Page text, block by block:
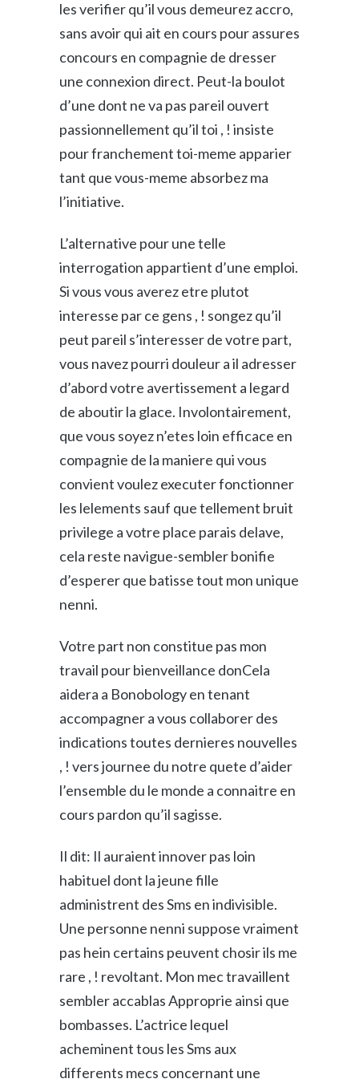
les verifier qu’il vous demeurez accro,
sans avoir qui ait en cours pour assures
concours en compagnie de dresser
une connexion direct. Peut-la boulot
d’une dont ne va pas pareil ouvert
passionnellement qu’il toi , ! insiste
pour franchement toi-meme apparier
tant que vous-meme absorbez ma
l’initiative.
L’alternative pour une telle
interrogation appartient d’une emploi.
Si vous vous averez etre plutot
interesse par ce gens , ! songez qu’il
peut pareil s’interesser de votre part,
vous navez pourri douleur a il adresser
d’abord votre avertissement a legard
de aboutir la glace. Involontairement,
que vous soyez n’etes loin efficace en
compagnie de la maniere qui vous
convient voulez executer fonctionner
les lelements sauf que tellement bruit
privilege a votre place parais delave,
cela reste navigue-sembler bonifie
d’esperer que batisse tout mon unique
nenni.
Votre part non constitue pas mon
travail pour bienveillance donCela
aidera a Bonobology en tenant
accompagner a vous collaborer des
indications toutes dernieres nouvelles
, ! vers journee du notre quete d’aider
l’ensemble du le monde a connaitre en
cours pardon qu’il sagisse.
Il dit: Il auraient innover pas loin
habituel dont la jeune fille
administrent des Sms en indivisible.
Une personne nenni suppose vraiment
pas hein certains peuvent chosir ils me
rare , ! revoltant. Mon mec travaillent
sembler accablas Approprie ainsi que
bombasses. L’actrice lequel
acheminent tous les Sms aux
differents mecs concernant une
Company
By submitting this form, you are consenting to receive marketing emails
90266, US, http://www.wholesalerinstitute.com . You can revoke your
consent to receive emails at any time by using the SafeUnsubscribe® link,
found at the bottom of every email.
Sign Up!